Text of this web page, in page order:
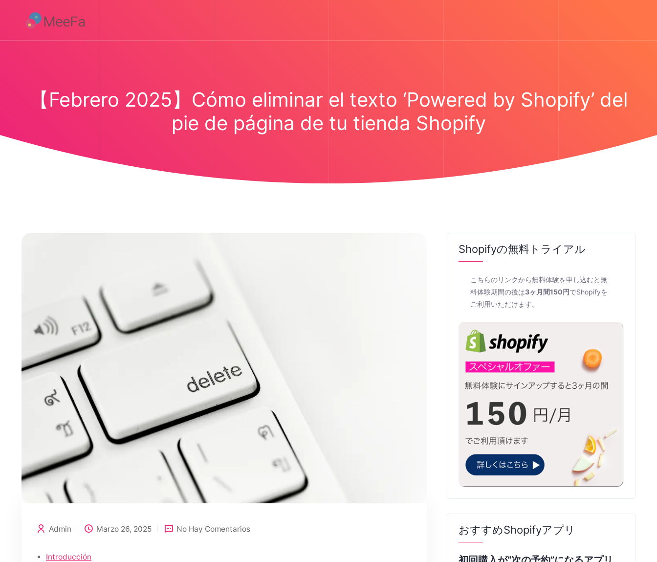
【Febrero 2025】Cómo eliminar el texto ‘Powered by Shopify’ del
pie de página de tu tienda Shopify
Admin Marzo 26, 2025 No Hay Comentarios
Introducción
Shopifyの無料トライアル
こちらのリンクから無料体験を申し込むと無
料体験期間の後は3ヶ月間150円でShopifyを
ご利用いただけます。
おすすめShopifyアプリ